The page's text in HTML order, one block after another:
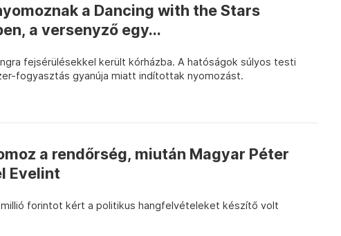
a Dancing with the Stars
a versenyző egy...
fejsérülésekkel került kórházba. A hatóságok súlyos testi
fogyasztás gyanúja miatt indítottak nyomozást.
a rendőrség, miután Magyar Péter
Evelint
forintot kért a politikus hangfelvételeket készítő volt